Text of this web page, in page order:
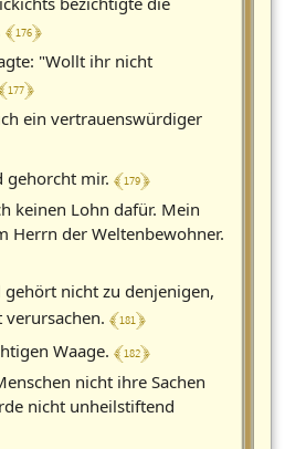
﴾ 176 ﴿
"Wollt ihr nicht
﴾ 177
ein vertrauenswürdiger
gehorcht mir. ﴾ 179 ﴿
keinen Lohn dafür. Mein
Herrn der Weltenbewohner.
nicht zu denjenigen,
verursachen. ﴾ 181 ﴿
Waage. ﴾ 182 ﴿
nicht ihre Sachen
nicht unheilstiftend